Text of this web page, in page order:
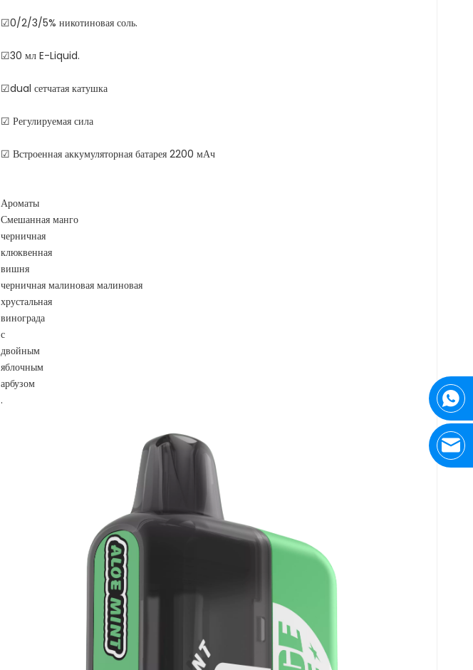
☑0/2/3/5% никотиновая соль.
☑30 мл E-Liquid.
☑dual сетчатая катушка
☑ Регулируемая сила
☑ Встроенная аккумуляторная батарея 2200 мАч
Ароматы
Смешанная манго
черничная
клюквенная
вишня
черничная малиновая малиновая
хрустальная
винограда
с
двойным
яблочным
арбузом
.